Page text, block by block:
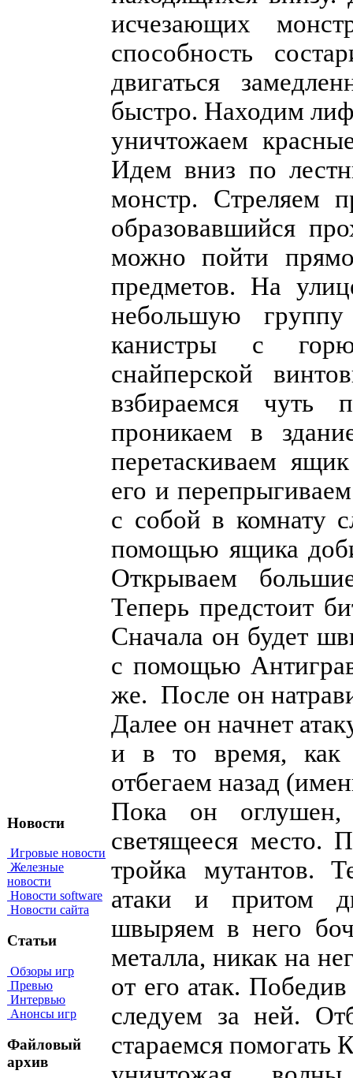
Новости
Игровые новости
Железные
новости
Новости software
Новости сайта
Статьи
Обзоры игр
Превью
Интервью
Анонсы игр
Файловый
архив
исчезающих
способность
двигаться
быстро. Находим
уничтожаем
Идем вниз по
монстр. Стреляем
образовавшийся
можно пойти
предметов. На
небольшую
канистры с
снайперской
взбираемся чуть
проникаем в
перетаскиваем
его и
с собой в комнату
помощью ящика
Открываем
Теперь предстоит
Сначала он будет
с помощью
же. После он
Далее он начнет
и в то время, как
отбегаем назад
Пока он
светящееся место.
тройка мутантов.
атаки и притом
швыряем в него
металла, никак на
от его атак.
следуем за ней.
стараемся